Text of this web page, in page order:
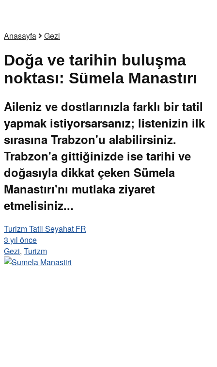
Anasayfa Gezi
Doğa ve tarihin buluşma
noktası: Sümela Manastırı
Aileniz ve dostlarınızla farklı bir tatil
yapmak istiyorsarsanız; listenizin ilk
sırasına Trabzon'u alabilirsiniz.
Trabzon'a gittiğinizde ise tarihi ve
doğasıyla dikkat çeken Sümela
Manastırı'nı mutlaka ziyaret
etmelisiniz...
Turizm Tatil Seyahat FR
3 yıl önce
Gezi, Turizm